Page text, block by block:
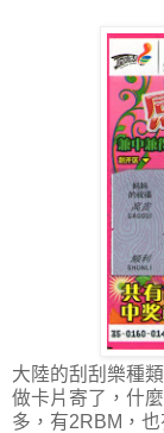
大陸的刮刮樂種
做卡片寄了，什
多，有2RBM，